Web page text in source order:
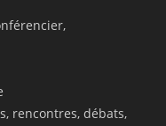
rencontres, débats,